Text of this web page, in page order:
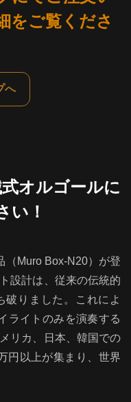
をご覧くださ
へ
オルゴールに
い！
（Muro Box-N20）が登
設計は、従来の伝統的
破りました。これによ
ライトのみを演奏する
リカ、日本、韓国での
円以上が集まり、世界